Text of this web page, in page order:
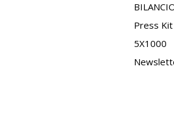
Press Kit
5X1000